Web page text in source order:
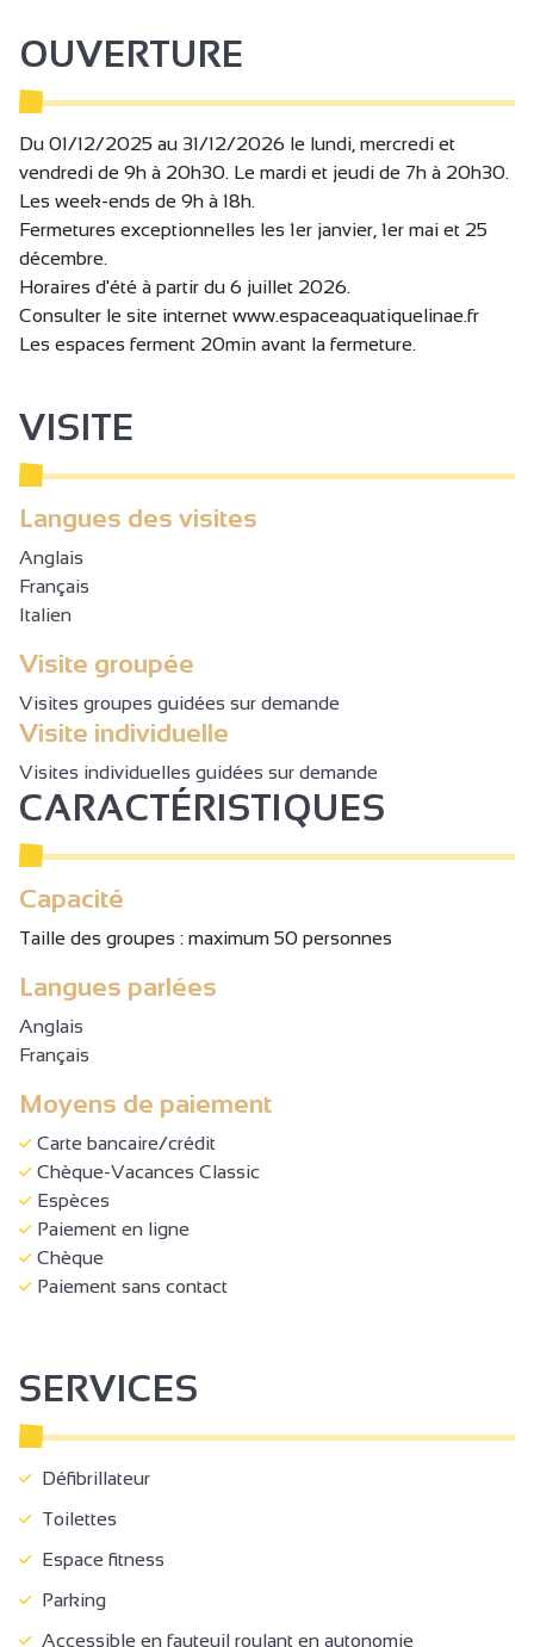
objectifs.
de course, inside, espalier, TRX suspension training
Slimbelly dont l’abonnement donne accès à la salle cardio
Des cours dynamiques et conviviaux donnés par nos
instructeurs diplômés Lesmills dans une ambiance
moderne.
pilates, pilates prévention dos, body pump, Circuit Training,
RPM, CAF, etc… consultez notre planning !
OUVERTURE
Du 01/12/2025 au 31/12/2026 le lundi, mercredi et
vendredi de 9h à 20h30. Le mardi et jeudi de 7h à 20h30.
Les week-ends de 9h à 18h.
Fermetures exceptionnelles les 1er janvier, 1er mai et 25
décembre.
Horaires d'été à partir du 6 juillet 2026.
Consulter le site internet www.espaceaquatiquelinae.fr
Les espaces ferment 20min avant la fermeture.
VISITE
Langues des visites
Anglais
Français
Italien
Visite groupée
Visites groupes guidées sur demande
Visite individuelle
Visites individuelles guidées sur demande
CARACTÉRISTIQUES
Capacité
Taille des groupes : maximum 50 personnes
Langues parlées
Anglais
Français
Moyens de paiement
Carte bancaire/crédit
Chèque-Vacances Classic
Espèces
Paiement en ligne
Chèque
Paiement sans contact
SERVICES
Défibrillateur
Toilettes
Espace fitness
Parking
Accessible en fauteuil roulant en autonomie